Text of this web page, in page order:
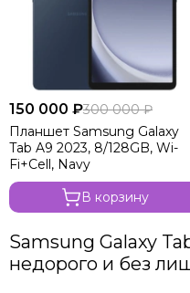
150 000 ₽300 000 ₽
Планшет Samsung Galaxy
Tab A9 2023, 8/128GB, Wi-
Fi+Cell, Navy
В корзину
Samsung Galaxy
недорого и без